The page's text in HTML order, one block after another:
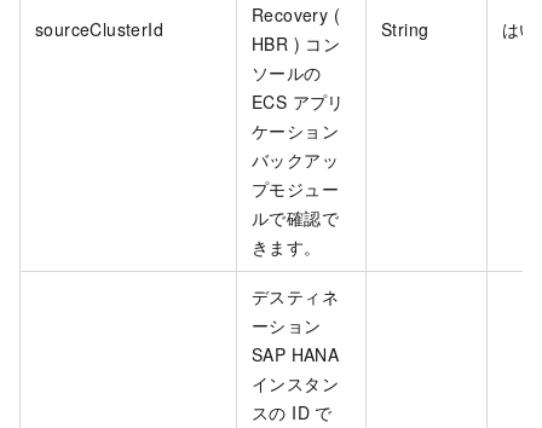
sourceClusterId
Recovery (
HBR ) コン
ソールの
ECS アプリ
ケーション
バックアッ
プモジュー
ルで確認で
きます。
String はい
デスティネ
ーション
SAP HANA
インスタン
スの ID で